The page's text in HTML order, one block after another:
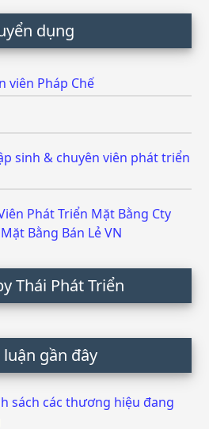
dụng
viên Pháp Chế
sinh & chuyên viên phát triển
Phát Triển Mặt Bằng Cty
Bằng Bán Lẻ VN
Thái Phát Triển
luận gần đây
sách các thương hiệu đang